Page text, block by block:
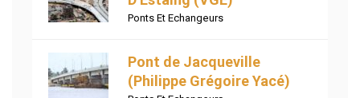
Ponts Et Echangeurs
Pont de Jacqueville
(Philippe Grégoire Yacé)